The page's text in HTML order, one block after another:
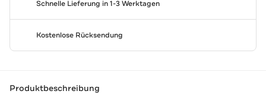
Schnelle Lieferung in 1-3 Werktagen
Kostenlose Rücksendung
Produktbeschreibung